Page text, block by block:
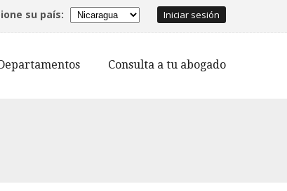
Iniciar sesión
su país:
Consulta a tu abogado